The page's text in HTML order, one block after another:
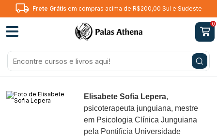
Frete Grátisem compras acima de R$200,00 Sul e Sudeste
0
Elisabete Sofia Lepera,
psicoterapeuta junguiana, mestre
em Psicologia Clínica Junguiana
pela Pontifícia Universidade